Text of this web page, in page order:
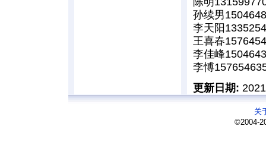
孙续男
李天阳
王喜春
李佳峰
李愽
更新日期:
关
©2004-